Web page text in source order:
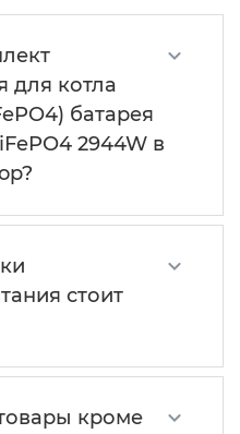
для котла
батарея
2944W в
стоит
кроме